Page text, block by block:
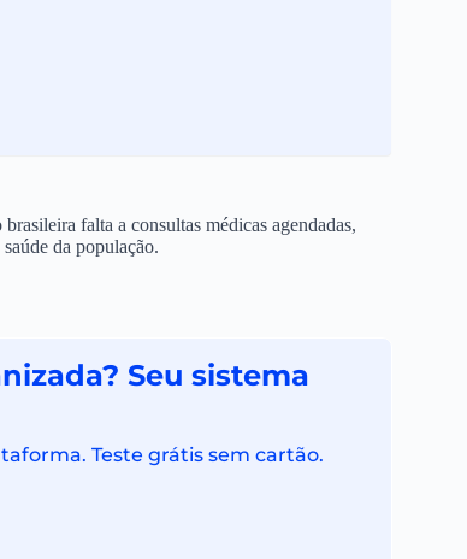
falta a consultas médicas agendadas,
da população.
Seu sistema
Teste grátis sem cartão.